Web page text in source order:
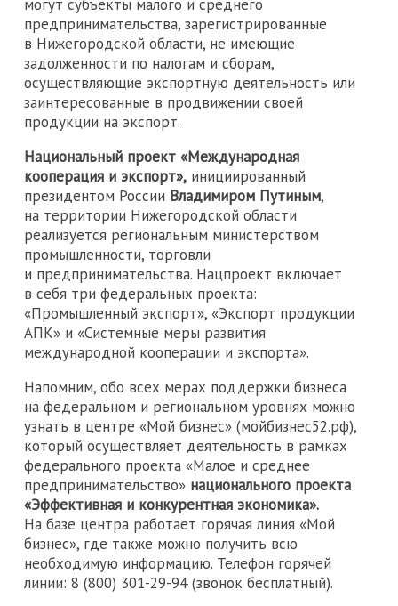
могут субъекты малого и среднего
предпринимательства, зарегистрированные
в Нижегородской области, не имеющие
задолженности по налогам и сборам,
осуществляющие экспортную деятельность или
заинтересованные в продвижении своей
продукции на экспорт.
Национальный проект «Международная
кооперация и экспорт», инициированный
президентом России Владимиром Путиным,
на территории Нижегородской области
реализуется региональным министерством
промышленности, торговли
и предпринимательства. Нацпроект включает
в себя три федеральных проекта:
«Промышленный экспорт», «Экспорт продукции
АПК» и «Системные меры развития
международной кооперации и экспорта».
Напомним, обо всех мерах поддержки бизнеса
на федеральном и региональном уровнях можно
узнать в центре «Мой бизнес» (мойбизнес52.рф),
который осуществляет деятельность в рамках
федерального проекта «Малое и среднее
предпринимательство» национального проекта
«Эффективная и конкурентная экономика».
На базе центра работает горячая линия «Мой
бизнес», где также можно получить всю
необходимую информацию. Телефон горячей
линии: 8 (800) 301-29-94 (звонок бесплатный).